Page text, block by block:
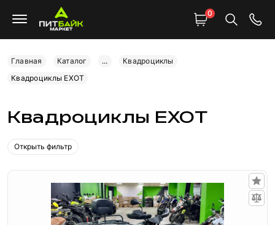
0
Главная Каталог ...
Квадроциклы
Квадроциклы EXOT
Квадроциклы EXOT
Открыть фильтр